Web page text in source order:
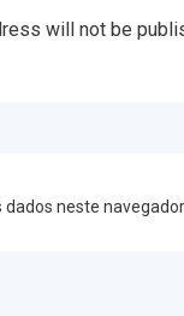
will not be
dados neste